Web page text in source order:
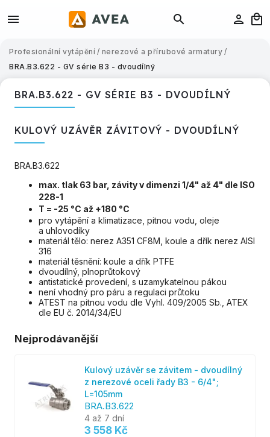
Profesionální vytápění / nerezové a přírubové armatury /
BRA.B3.622 - GV série B3 - dvoudílný
BRA.B3.622 - GV SÉRIE B3 - DVOUDÍLNÝ
KULOVÝ UZÁVĚR ZÁVITOVÝ - DVOUDÍLNÝ
BRA.B3.622
max. tlak 63 bar, závity v dimenzi 1/4" až 4" dle ISO
228-1
T = -25 °C až +180 °C
pro vytápění a klimatizace, pitnou vodu, oleje
a uhlovodíky
materiál tělo: nerez A351 CF8M, koule a dřík nerez AISI
316
materiál těsnění: koule a dřík PTFE
dvoudílný, plnoprůtokový
antistatické provedení, s uzamykatelnou pákou
není vhodný pro páru a regulaci průtoku
ATEST na pitnou vodu dle Vyhl. 409/2005 Sb., ATEX
dle EU č. 2014/34/EU
Nejprodávanější
Kulový uzávěr se závitem - dvoudílný
z nerezové oceli řady B3 - 6/4";
L=105mm
BRA.B3.622
4 až 7 dní
3 558 Kč